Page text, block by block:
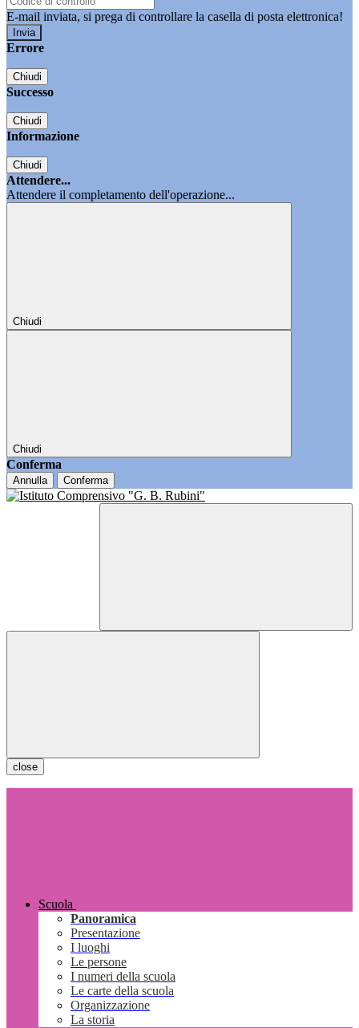
E-mail inviata, si prega di controllare la casella di posta elettronica!
Errore
Chiudi
Successo
Chiudi
Informazione
Chiudi
Attendere...
Attendere il completamento dell'operazione...
Chiudi
Chiudi
Conferma
Annulla Conferma
close
Scuola
Panoramica
Presentazione
I luoghi
Le persone
I numeri della scuola
Le carte della scuola
Organizzazione
La storia